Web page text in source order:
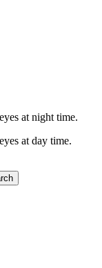
at night time.
at day time.